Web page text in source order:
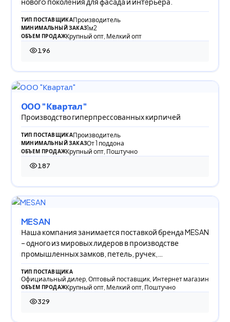
ТИП ПОСТАВЩИКАПроизводитель
МИНИМАЛЬНЫЙ ЗАКАЗ1м2
ОБЪЕМ ПРОДАЖКрупный опт, Мелкий опт
196
196 просмотров
ООО "Квартал"
Производство гиперпрессованных кирпичей
ТИП ПОСТАВЩИКАПроизводитель
МИНИМАЛЬНЫЙ ЗАКАЗОт 1 поддона
ОБЪЕМ ПРОДАЖКрупный опт, Поштучно
187
187 просмотров
MESAN
Наша компания занимается поставкой бренда MESAN
– одного из мировых лидеров в производстве
промышленных замков, петель, ручек,
уплотнителей,
ТИП ПОСТАВЩИКА
Официальный дилер, Оптовый поставщик, Интернет магазин
ОБЪЕМ ПРОДАЖКрупный опт, Мелкий опт, Поштучно
329
329 просмотров